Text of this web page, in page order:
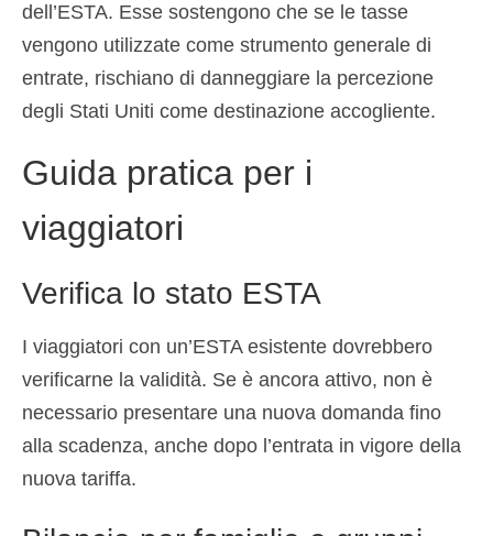
dell’ESTA. Esse sostengono che se le tasse
vengono utilizzate come strumento generale di
entrate, rischiano di danneggiare la percezione
degli Stati Uniti come destinazione accogliente.
Guida pratica per i
viaggiatori
Verifica lo stato ESTA
I viaggiatori con un’ESTA esistente dovrebbero
verificarne la validità. Se è ancora attivo, non è
necessario presentare una nuova domanda fino
alla scadenza, anche dopo l’entrata in vigore della
nuova tariffa.